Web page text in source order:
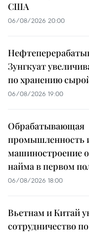
США
06/08/2026 20:00
Зунгкуат
по хранению
06/08/2026 19:00
Обрабатывающая
промышленность
машиностроение
найма в первом
06/08/2026 18:00
Вьетнам и Китай
сотрудничество